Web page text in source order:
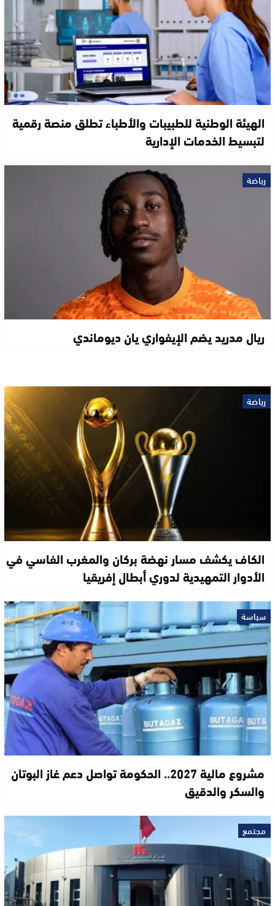
الهيئة الوطنية للطبيبات والأطباء تطلق منصة رقمية
لتبسيط الخدمات الإدارية
رياضة
ريال مدريد يضم الإيفواري يان ديوماندي
رياضة
الكاف يكشف مسار نهضة بركان والمغرب الفاسي في
الأدوار التمهيدية لدوري أبطال إفريقيا
سياسة
مشروع مالية 2027.. الحكومة تواصل دعم غاز البوتان
والسكر والدقيق
مجتمع